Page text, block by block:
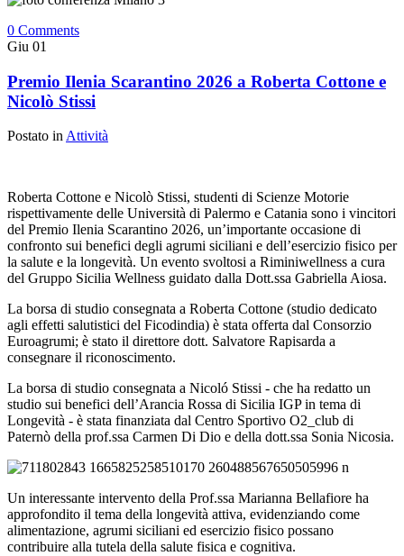
0 Comments
Giu 01
Premio Ilenia Scarantino 2026 a Roberta Cottone e
Nicolò Stissi
Postato in Attività
Roberta Cottone e Nicolò Stissi, studenti di Scienze Motorie
rispettivamente delle Università di Palermo e Catania sono i vincitori
del Premio Ilenia Scarantino 2026, un’importante occasione di
confronto sui benefici degli agrumi siciliani e dell’esercizio fisico per
la salute e la longevità. Un evento svoltosi a Riminiwellness a cura
del Gruppo Sicilia Wellness guidato dalla Dott.ssa Gabriella Aiosa.
La borsa di studio consegnata a Roberta Cottone (studio dedicato
agli effetti salutistici del Ficodindia) è stata offerta dal Consorzio
Euroagrumi; è stato il direttore dott. Salvatore Rapisarda a
consegnare il riconoscimento.
La borsa di studio consegnata a Nicoló Stissi - che ha redatto un
studio sui benefici dell’Arancia Rossa di Sicilia IGP in tema di
Longevità - è stata finanziata dal Centro Sportivo O2_club di
Paternò della prof.ssa Carmen Di Dio e della dott.ssa Sonia Nicosia.
Un interessante intervento della Prof.ssa Marianna Bellafiore ha
approfondito il tema della longevità attiva, evidenziando come
alimentazione, agrumi siciliani ed esercizio fisico possano
contribuire alla tutela della salute fisica e cognitiva.